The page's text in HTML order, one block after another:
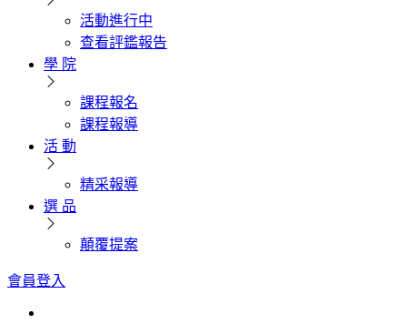
活動進行中
查看評鑑報告
學 院
課程報名
課程報導
活 動
精采報導
選 品
顛覆提案
會員登入